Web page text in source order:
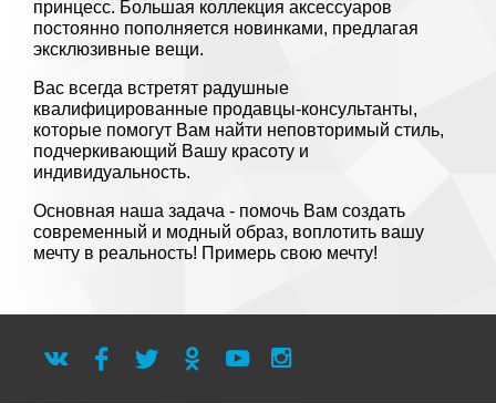
принцесс. Большая коллекция аксессуаров
постоянно пополняется новинками, предлагая
эксклюзивные вещи.
Вас всегда встретят радушные
квалифицированные продавцы-консультанты,
которые помогут Вам найти неповторимый стиль,
подчеркивающий Вашу красоту и
индивидуальность.
Основная наша задача - помочь Вам создать
современный и модный образ, воплотить вашу
мечту в реальность! Примерь свою мечту!